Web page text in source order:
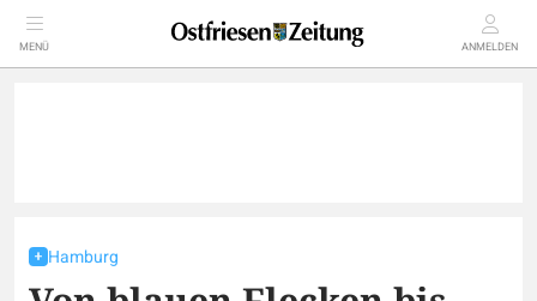
MENÜ ANMELDEN
Hamburg